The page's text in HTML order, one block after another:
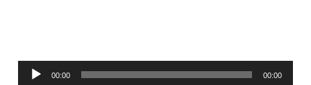
音
00:00 00:00